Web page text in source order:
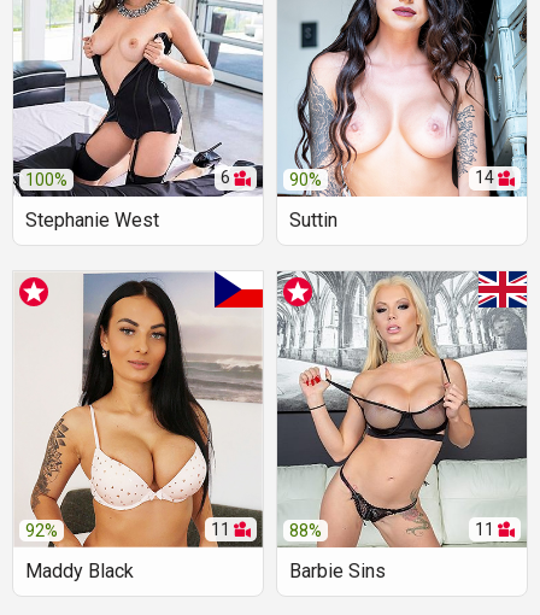
6
100%
Stephanie West
14
90%
Suttin
11
92%
Maddy Black
11
88%
Barbie Sins